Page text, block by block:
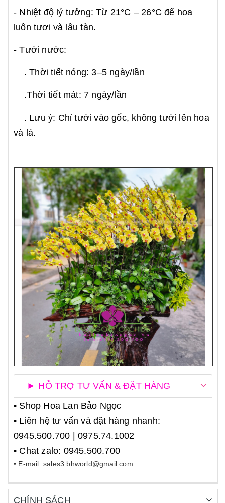
- Nhiệt độ lý tưởng: Từ 21°C – 26°C để hoa
luôn tươi và lâu tàn.
- Tưới nước:
. Thời tiết nóng: 3–5 ngày/lần
.Thời tiết mát: 7 ngày/lần
. Lưu ý: Chỉ tưới vào gốc, không tưới lên hoa
và lá.
► HỖ TRỢ TƯ VẤN & ĐẶT HÀNG
• Shop Hoa Lan Bảo Ngọc
• Liên hệ tư vấn và đặt hàng nhanh:
0945.500.700 | 0975.74.1002
• Chat zalo: 0945.500.700
• E-mail: sales3.bhworld@gmail.com
CHÍNH SÁCH